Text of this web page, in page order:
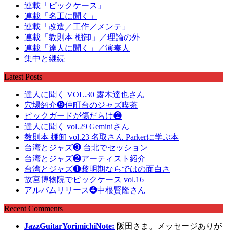
連載「ピックケース」
連載「名工に聞く」
連載「改造／工作／メンテ」
連載「教則本 棚卸」／理論の外
連載「達人に聞く」／演奏人
集中と継続
Latest Posts
達人に聞く VOL.30 露木達也さん
穴場紹介❾仲町台のジャズ喫茶
ピックガードが傷だらけ❷
達人に聞く vol.29 Geminiさん
教則本 棚卸 vol.23 名取さん Parkerに学ぶ本
台湾とジャズ❸ 台北でセッション
台湾とジャズ❷アーティスト紹介
台湾とジャズ❶黎明期ならではの面白さ
故宮博物院でピックケース vol.16
アルバムリリース❹中根賢隆さん
Recent Comments
JazzGuitarYorimichiNote: 阪田さま。メッセージありが